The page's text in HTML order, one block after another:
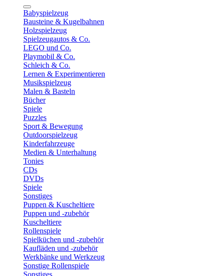
Babyspielzeug
Bausteine & Kugelbahnen
Holzspielzeug
Spielzeugautos & Co.
LEGO und Co.
Playmobil & Co.
Schleich & Co.
Lernen & Experimentieren
Musikspielzeug
Malen & Basteln
Bücher
Spiele
Puzzles
Sport & Bewegung
Outdoorspielzeug
Kinderfahrzeuge
Medien & Unterhaltung
Tonies
CDs
DVDs
Spiele
Sonstiges
Puppen & Kuscheltiere
Puppen und -zubehör
Kuscheltiere
Rollenspiele
Spielküchen und -zubehör
Kaufläden und -zubehör
Werkbänke und Werkzeug
Sonstige Rollenspiele
Sonstiges